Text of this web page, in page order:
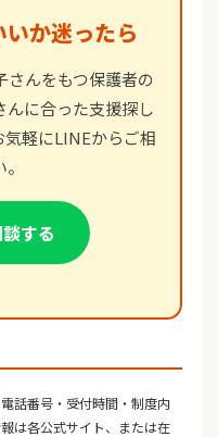
か迷ったら
さんをもつ保護者の
んに合った支援探し
軽にLINEからご相
する
話番号・受付時間・制度内
は各公式サイト、または在